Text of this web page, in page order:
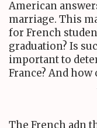
American
marriage. This
for French
graduation? Is
important to
France? And
The French adn